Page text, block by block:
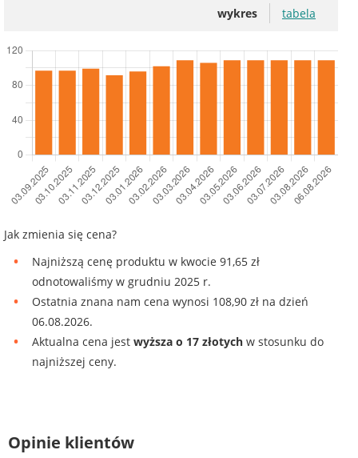
wykres tabela
Jak zmienia się cena?
Najniższą cenę produktu w kwocie 91,65 zł
odnotowaliśmy w grudniu 2025 r.
Ostatnia znana nam cena wynosi 108,90 zł na dzień
06.08.2026.
Aktualna cena jest wyższa o 17 złotych w stosunku do
najniższej ceny.
Opinie klientów